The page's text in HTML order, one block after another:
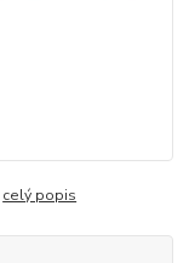
celý popis